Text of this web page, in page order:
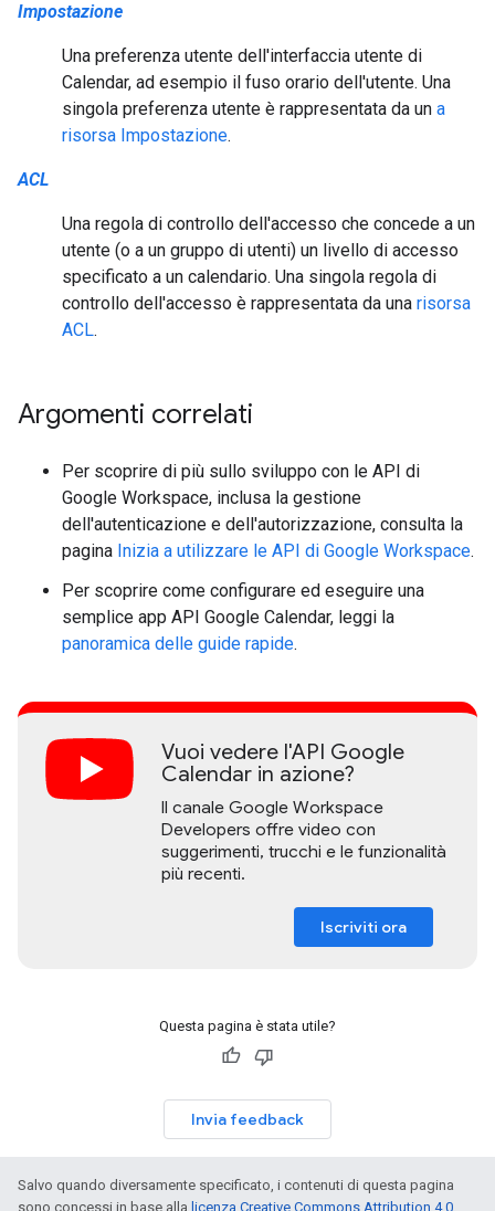
Impostazione
Una preferenza utente dell'interfaccia utente di
Calendar, ad esempio il fuso orario dell'utente. Una
singola preferenza utente è rappresentata da un a
risorsa Impostazione.
ACL
Una regola di controllo dell'accesso che concede a un
utente (o a un gruppo di utenti) un livello di accesso
specificato a un calendario. Una singola regola di
controllo dell'accesso è rappresentata da una risorsa
ACL.
Argomenti correlati
Per scoprire di più sullo sviluppo con le API di
Google Workspace, inclusa la gestione
dell'autenticazione e dell'autorizzazione, consulta la
pagina Inizia a utilizzare le API di Google Workspace.
Per scoprire come configurare ed eseguire una
semplice app API Google Calendar, leggi la
panoramica delle guide rapide.
Vuoi vedere l'API Google
Calendar in azione?
Il canale Google Workspace
Developers offre video con
suggerimenti, trucchi e le funzionalità
più recenti.
Iscriviti ora
Questa pagina è stata utile?
Invia feedback
Salvo quando diversamente specificato, i contenuti di questa pagina
sono concessi in base alla licenza Creative Commons Attribution 4.0,